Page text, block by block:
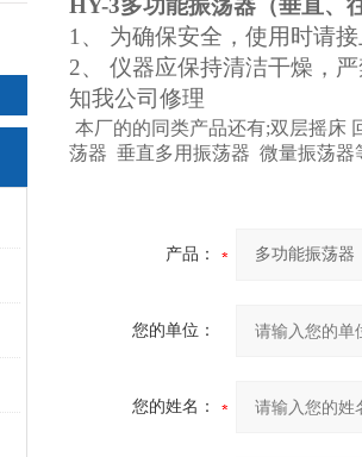
HY-3多功能振荡器（垂直、
1、 为确保安全，使用时请接
2、 仪器应保持清洁干燥，
知我公司修理
本厂的的同类产品还有;双层摇床
荡器 垂直多用振荡器 微量振荡器
产品：
您的单位：
您的姓名：